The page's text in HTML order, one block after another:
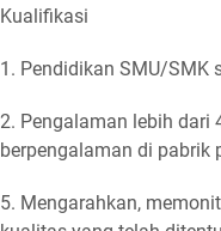
Kualifikasi
1. Pendidikan SMU/SMK
2. Pengalaman lebih dari
berpengalaman di pabrik
5. Mengarahkan,